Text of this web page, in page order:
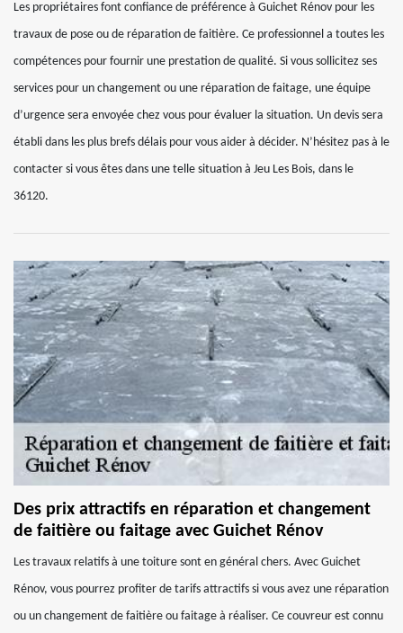
Les propriétaires font confiance de préférence à Guichet Rénov pour les
travaux de pose ou de réparation de faitière. Ce professionnel a toutes les
compétences pour fournir une prestation de qualité. Si vous sollicitez ses
services pour un changement ou une réparation de faitage, une équipe
d’urgence sera envoyée chez vous pour évaluer la situation. Un devis sera
établi dans les plus brefs délais pour vous aider à décider. N’hésitez pas à le
contacter si vous êtes dans une telle situation à Jeu Les Bois, dans le
36120.
Des prix attractifs en réparation et changement
de faitière ou faitage avec Guichet Rénov
Les travaux relatifs à une toiture sont en général chers. Avec Guichet
Rénov, vous pourrez profiter de tarifs attractifs si vous avez une réparation
ou un changement de faitière ou faitage à réaliser. Ce couvreur est connu